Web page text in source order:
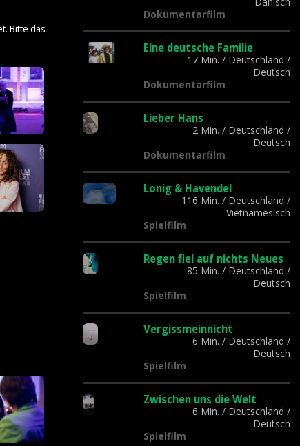
Bitte das
Dokumentarfilm
Eine deutsche Familie
17 Min. / Deutschland /
Deutsch
Dokumentarfilm
Lieber Hans
2 Min. / Deutschland /
Deutsch
Dokumentarfilm
Lonig & Havendel
116 Min. / Deutschland /
Vietnamesisch
Spielfilm
Regen fiel auf nichts Neues
85 Min. / Deutschland /
Deutsch
Spielfilm
Vergissmeinnicht
6 Min. / Deutschland /
Deutsch
Spielfilm
Zwischen uns die Welt
6 Min. / Deutschland /
Deutsch
Spielfilm